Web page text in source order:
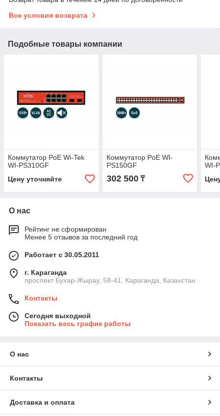
Все условия возврата
Подобные товары компании
Коммутатор PoE Wi-Tek
WI-PS310GF
Цену уточняйте
Коммутатор PoE WI-
PS150GF
302 500₸
WI-
О нас
Рейтинг не сформирован
Менее 5 отзывов за последний год
Работает с 30.05.2011
г. Караганда
проспект Бухар-Жырау, 58-41, Караганда, Казахстан
Контакты
Сегодня выходной
Показать весь график работы
О нас
Контакты
Доставка и оплата